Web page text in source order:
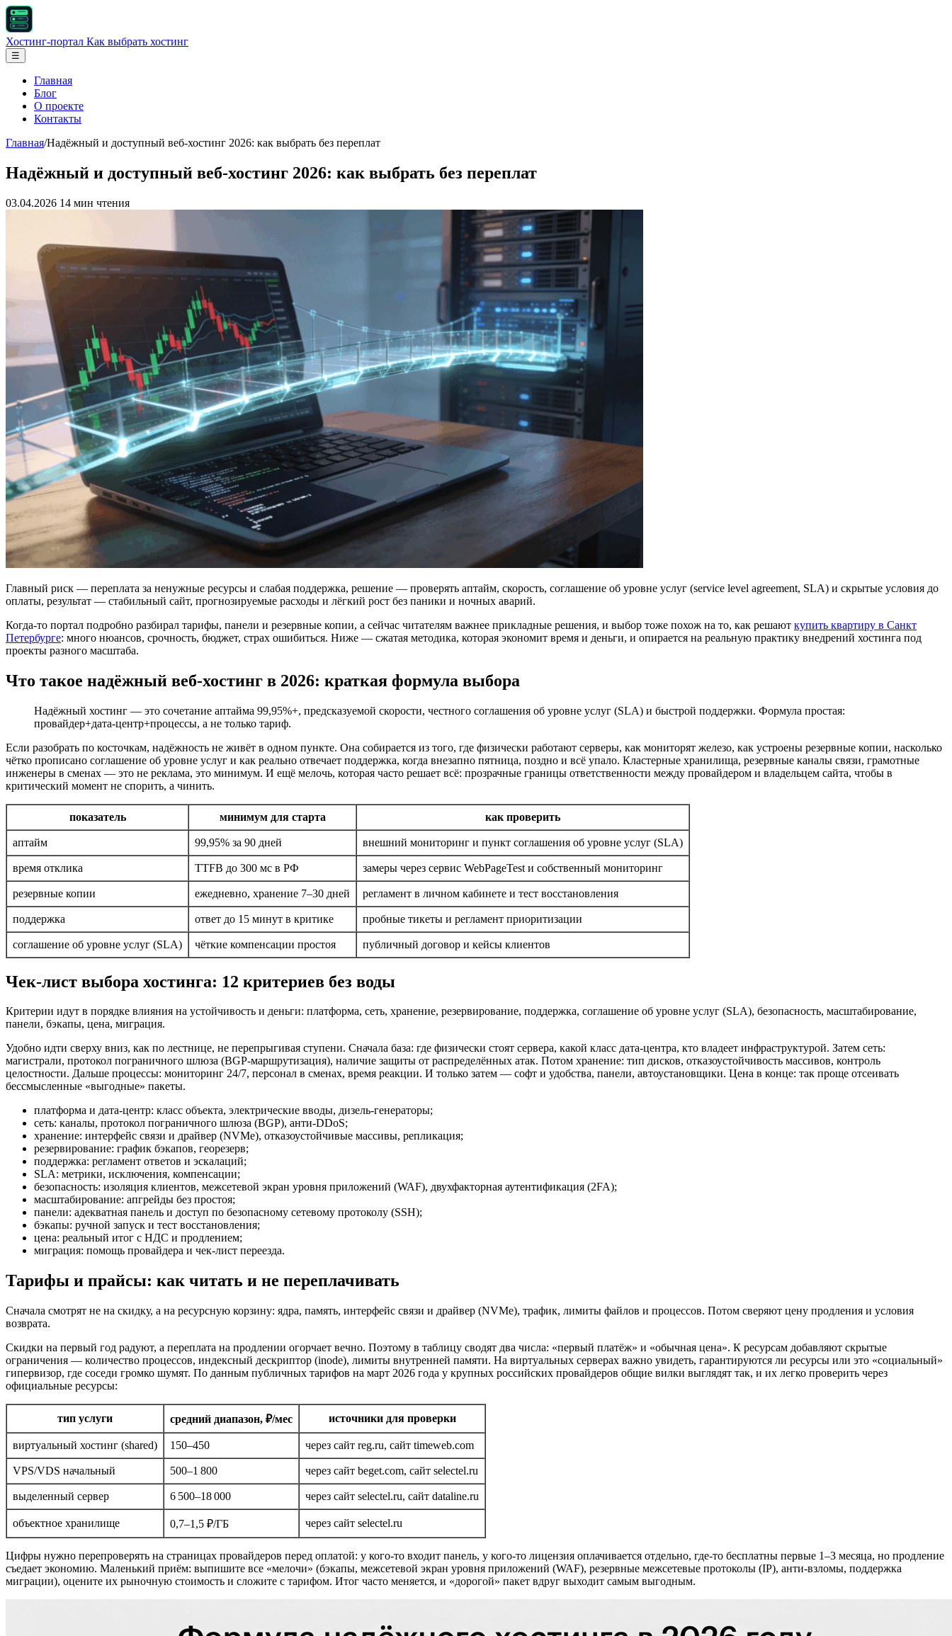
Хостинг-портал Как выбрать хостинг
☰
Главная
Блог
О проекте
Контакты
Главная/Надёжный и доступный веб-хостинг 2026: как выбрать без переплат
Надёжный и доступный веб-хостинг 2026: как выбрать без переплат
03.04.2026 14 мин чтения
Главный риск — переплата за ненужные ресурсы и слабая поддержка, решение — проверять аптайм, скорость, соглашение об уровне услуг (service level agreement, SLA) и скрытые условия до
оплаты, результат — стабильный сайт, прогнозируемые расходы и лёгкий рост без паники и ночных аварий.
Когда‑то портал подробно разбирал тарифы, панели и резервные копии, а сейчас читателям важнее прикладные решения, и выбор тоже похож на то, как решают купить квартиру в Санкт
Петербурге: много нюансов, срочность, бюджет, страх ошибиться. Ниже — сжатая методика, которая экономит время и деньги, и опирается на реальную практику внедрений хостинга под
проекты разного масштаба.
Что такое надёжный веб‑хостинг в 2026: краткая формула выбора
Надёжный хостинг — это сочетание аптайма 99,95%+, предсказуемой скорости, честного соглашения об уровне услуг (SLA) и быстрой поддержки. Формула простая:
провайдер+дата‑центр+процессы, а не только тариф.
Если разобрать по косточкам, надёжность не живёт в одном пункте. Она собирается из того, где физически работают серверы, как мониторят железо, как устроены резервные копии, насколько
чётко прописано соглашение об уровне услуг и как реально отвечает поддержка, когда внезапно пятница, поздно и всё упало. Кластерные хранилища, резервные каналы связи, грамотные
инженеры в сменах — это не реклама, это минимум. И ещё мелочь, которая часто решает всё: прозрачные границы ответственности между провайдером и владельцем сайта, чтобы в
критический момент не спорить, а чинить.
показатель минимум для старта как проверить
аптайм 99,95% за 90 дней внешний мониторинг и пункт соглашения об уровне услуг (SLA)
время отклика TTFB до 300 мс в РФ замеры через сервис WebPageTest и собственный мониторинг
резервные копии ежедневно, хранение 7–30 дней регламент в личном кабинете и тест восстановления
поддержка ответ до 15 минут в критике пробные тикеты и регламент приоритизации
соглашение об уровне услуг (SLA) чёткие компенсации простоя публичный договор и кейсы клиентов
Чек‑лист выбора хостинга: 12 критериев без воды
Критерии идут в порядке влияния на устойчивость и деньги: платформа, сеть, хранение, резервирование, поддержка, соглашение об уровне услуг (SLA), безопасность, масштабирование,
панели, бэкапы, цена, миграция.
Удобно идти сверху вниз, как по лестнице, не перепрыгивая ступени. Сначала база: где физически стоят сервера, какой класс дата‑центра, кто владеет инфраструктурой. Затем сеть:
магистрали, протокол пограничного шлюза (BGP‑маршрутизация), наличие защиты от распределённых атак. Потом хранение: тип дисков, отказоустойчивость массивов, контроль
целостности. Дальше процессы: мониторинг 24/7, персонал в сменах, время реакции. И только затем — софт и удобства, панели, автоустановщики. Цена в конце: так проще отсеивать
бессмысленные «выгодные» пакеты.
платформа и дата‑центр: класс объекта, электрические вводы, дизель‑генераторы;
сеть: каналы, протокол пограничного шлюза (BGP), анти‑DDoS;
хранение: интерфейс связи и драйвер (NVMe), отказоустойчивые массивы, репликация;
резервирование: график бэкапов, георезерв;
поддержка: регламент ответов и эскалаций;
SLA: метрики, исключения, компенсации;
безопасность: изоляция клиентов, межсетевой экран уровня приложений (WAF), двухфакторная аутентификация (2FA);
масштабирование: апгрейды без простоя;
панели: адекватная панель и доступ по безопасному сетевому протоколу (SSH);
бэкапы: ручной запуск и тест восстановления;
цена: реальный итог с НДС и продлением;
миграция: помощь провайдера и чек‑лист переезда.
Тарифы и прайсы: как читать и не переплачивать
Сначала смотрят не на скидку, а на ресурсную корзину: ядра, память, интерфейс связи и драйвер (NVMe), трафик, лимиты файлов и процессов. Потом сверяют цену продления и условия
возврата.
Скидки на первый год радуют, а переплата на продлении огорчает вечно. Поэтому в таблицу сводят два числа: «первый платёж» и «обычная цена». К ресурсам добавляют скрытые
ограничения — количество процессов, индексный дескриптор (inode), лимиты внутренней памяти. На виртуальных серверах важно увидеть, гарантируются ли ресурсы или это «социальный»
гипервизор, где соседи громко шумят. По данным публичных тарифов на март 2026 года у крупных российских провайдеров общие вилки выглядят так, и их легко проверить через
официальные ресурсы:
тип услуги средний диапазон, ₽/мес источники для проверки
виртуальный хостинг (shared) 150–450 через сайт reg.ru, сайт timeweb.com
VPS/VDS начальный 500–1 800 через сайт beget.com, сайт selectel.ru
выделенный сервер 6 500–18 000 через сайт selectel.ru, сайт dataline.ru
объектное хранилище 0,7–1,5 ₽/ГБ через сайт selectel.ru
Цифры нужно перепроверять на страницах провайдеров перед оплатой: у кого‑то входит панель, у кого‑то лицензия оплачивается отдельно, где‑то бесплатны первые 1–3 месяца, но продление
съедает экономию. Маленький приём: выпишите все «мелочи» (бэкапы, межсетевой экран уровня приложений (WAF), резервные межсетевые протоколы (IP), анти‑взломы, поддержка
миграции), оцените их рыночную стоимость и сложите с тарифом. Итог часто меняется, и «дорогой» пакет вдруг выходит самым выгодным.